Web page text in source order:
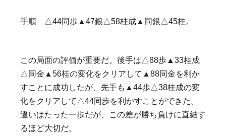
手順 △44同歩▲47銀△58桂成▲同銀△45桂。
この局面の評価が重要だ。後手は△88歩▲33桂成
△同金▲56桂の変化をクリアして▲88同金を利か
すことに成功したが、先手も▲44歩△38桂成の変
化をクリアして△44同歩を利かすことができた。
違いはたった一歩だが、この差が勝ち負けに直結す
るほど大切だ。